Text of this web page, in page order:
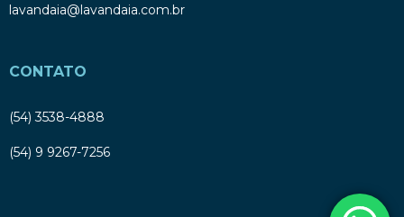
lavandaia@lavandaia.com.br
CONTATO
(54) 3538-4888
(54) 9 9267-7256